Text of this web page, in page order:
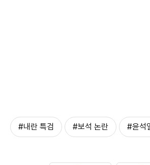
#내란 특검 #보석 논란 #윤석